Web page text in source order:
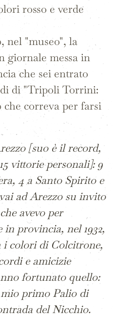
rosso e verde
nel "museo", la
giornale messa in
che sei entrato
di "Tripoli Torrini:
correva per farsi
[suo è il record,
vittorie personali]: 9
4 a Santo Spirito e
ad Arezzo su invito
avevo per
in provincia, nel 1932,
i colori di Colcitrone,
e amicizie
fortunato quello:
primo Palio di
del Nicchio.